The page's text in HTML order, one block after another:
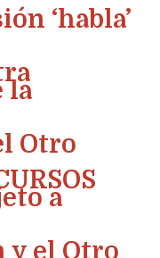
‘habla’
la
Otro
a
y el Otro